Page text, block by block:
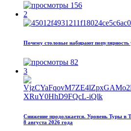
156
2
Почему столовые набирают популярность
82
3
Снижение продолжается. Уровень Туры в
8 августа 2026 года